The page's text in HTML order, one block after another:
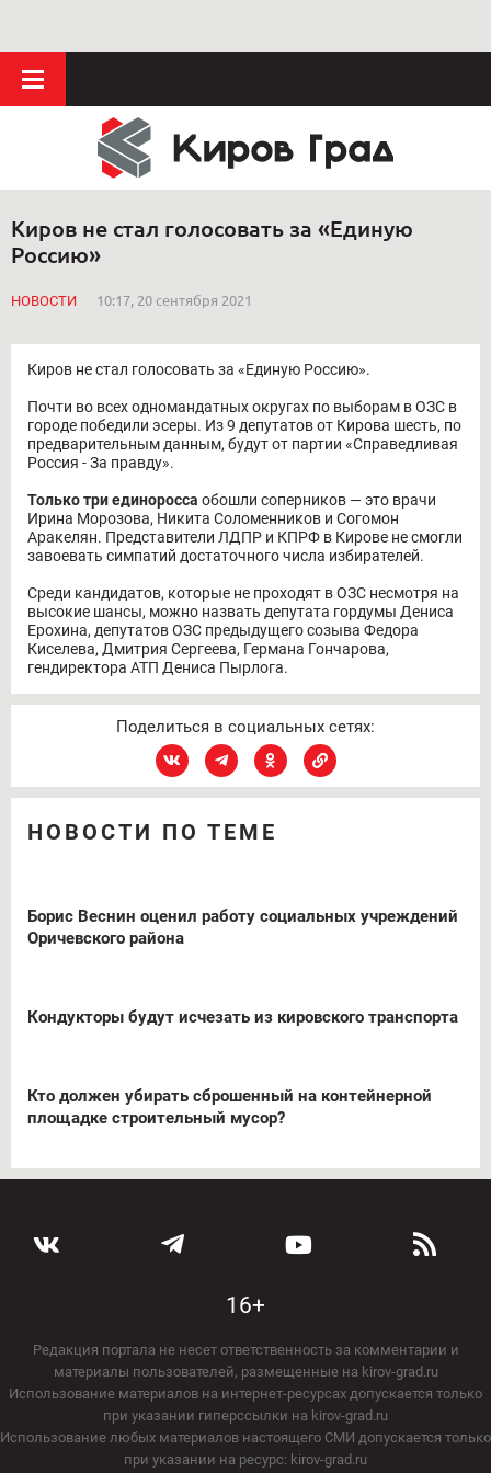
Киров не стал голосовать за «Единую
Россию»
НОВОСТИ 10:17, 20 сентября 2021
Киров не стал голосовать за «Единую Россию».
Почти во всех одномандатных округах по выборам в ОЗС в
городе победили эсеры. Из 9 депутатов от Кирова шесть, по
предварительным данным, будут от партии «Справедливая
Россия - За правду».
Только три единоросса обошли соперников — это врачи
Ирина Морозова, Никита Соломенников и Согомон
Аракелян. Представители ЛДПР и КПРФ в Кирове не смогли
завоевать симпатий достаточного числа избирателей.
Среди кандидатов, которые не проходят в ОЗС несмотря на
высокие шансы, можно назвать депутата гордумы Дениса
Ерохина, депутатов ОЗС предыдущего созыва Федора
Киселева, Дмитрия Сергеева, Германа Гончарова,
гендиректора АТП Дениса Пырлога.
Поделиться в социальных сетях:
НОВОСТИ ПО ТЕМЕ
Борис Веснин оценил работу социальных учреждений
Оричевского района
Кондукторы будут исчезать из кировского транспорта
Кто должен убирать сброшенный на контейнерной
площадке строительный мусор?
16+
Редакция портала не несет ответственность за комментарии и
материалы пользователей, размещенные на kirov-grad.ru
Использование материалов на интернет-ресурсах допускается только
при указании гиперссылки на kirov-grad.ru
Использование любых материалов настоящего СМИ допускается только
при указании на ресурс: kirov-grad.ru